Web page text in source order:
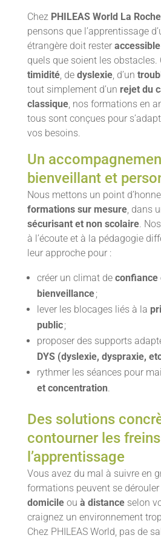
Chez PHILEAS World La
pensons que l’apprentissage
étrangère doit rester
quels que soient les obstacles.
timidité, de dyslexie, d’un
tout simplement d’un rejet du
classique, nos formations en
tous sont conçues pour
vos besoins.
Un
bienveillant et
Nous mettons un point
formations sur mesure, dans
sécurisant et non scolaire.
à l’écoute et à la pédagogie
leur approche pour :
créer un climat de confiance
bienveillance;
lever les blocages liés à la
public;
proposer des supports
DYS (dyslexie, dyspraxie,
rythmer les séances pour
et concentration.
Des solutions
contourner les
l’apprentissage
Vous avez du mal à suivre en
formations peuvent se dérouler
domicileou à distanceselon
craignez un environnement
Chez PHILEAS World, pas de